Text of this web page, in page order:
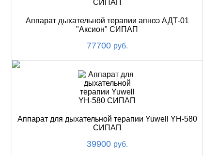
Аппарат дыхательной терапии апноэ АДТ-01
"Аксион" СИПАП
77700 руб.
Аппарат для дыхательной терапии Yuwell YH-580
СИПАП
39900 руб.